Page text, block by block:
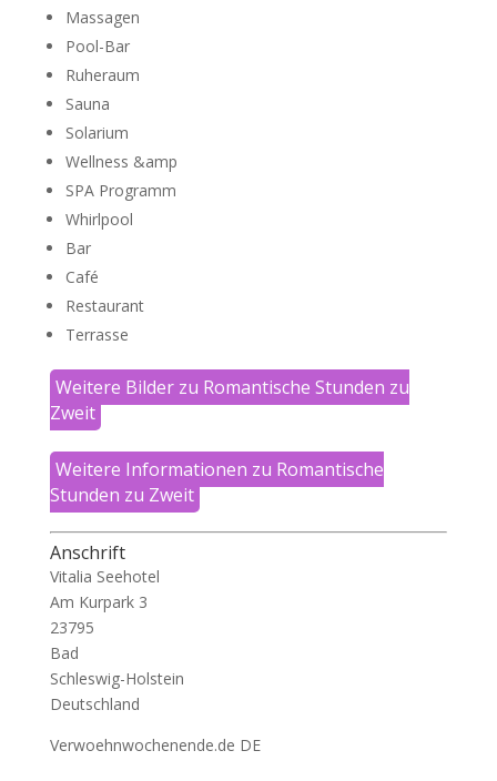
Massagen
Pool-Bar
Ruheraum
Sauna
Solarium
Wellness &amp
SPA Programm
Whirlpool
Bar
Café
Restaurant
Terrasse
Weitere Bilder zu Romantische Stunden zu
Zweit
Weitere Informationen zu Romantische
Stunden zu Zweit
Anschrift
Vitalia Seehotel
Am Kurpark 3
23795
Bad
Schleswig-Holstein
Deutschland
Verwoehnwochenende.de DE